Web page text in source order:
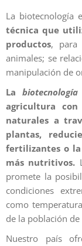
La biotecnología
técnica que
productos, para
animales; se
manipulación de
La
agricultura
naturales a
plantas,
fertilizantes o la
más nutritivos.
promete la
condiciones
como
de la población
Nuestro país